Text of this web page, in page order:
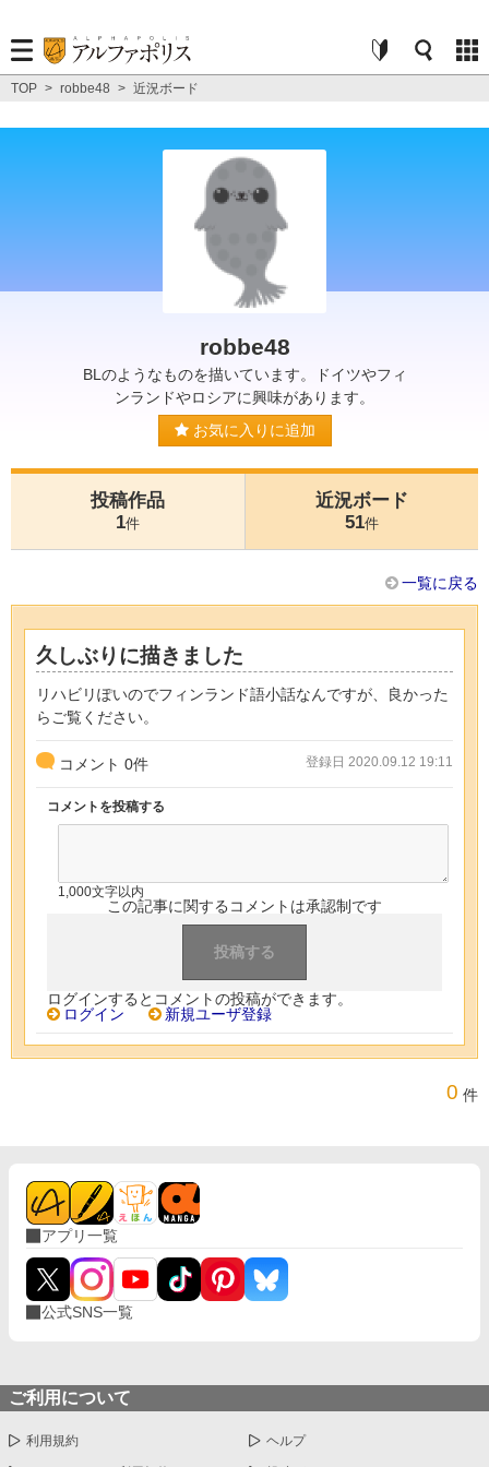
TOP > robbe48 > 近況ボード
robbe48
BLのようなものを描いています。ドイツやフィ
ンランドやロシアに興味があります。
お気に入りに追加
投稿作品
1件
近況ボード
51件
一覧に戻る
久しぶりに描きました
リハビリぽいのでフィンランド語小話なんですが、良かった
らご覧ください。
コメント 0件 登録日 2020.09.12 19:11
コメントを投稿する
1,000文字以内
この記事に関するコメントは承認制です
ログインするとコメントの投稿ができます。
ログイン
新規ユーザ登録
0 件
アプリ一覧
公式SNS一覧
ご利用について
利用規約 ヘルプ